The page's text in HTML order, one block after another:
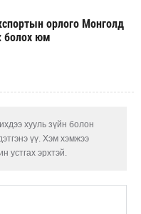
орлого Монголд
болох юм
хууль зүйн болон
үү. Хэм хэмжээ
устгах эрхтэй.